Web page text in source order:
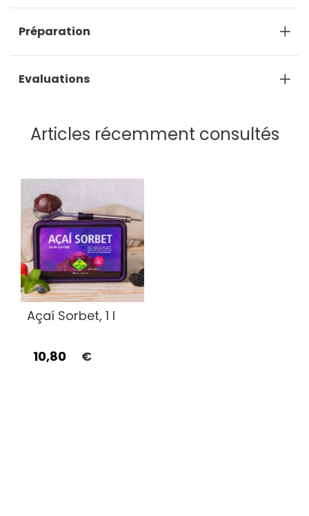
Préparation
Evaluations
Articles récemment consultés
Açaí Sorbet, 1 l
10,80 €